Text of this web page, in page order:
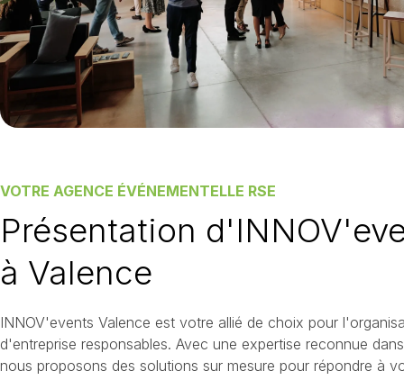
VOTRE AGENCE ÉVÉNEMENTELLE RSE
Présentation
à Valence
INNOV'events Valence est votre allié de choix pour
d'entreprise responsables. Avec une expertise reconnue
nous proposons des solutions sur mesure pour répondre à